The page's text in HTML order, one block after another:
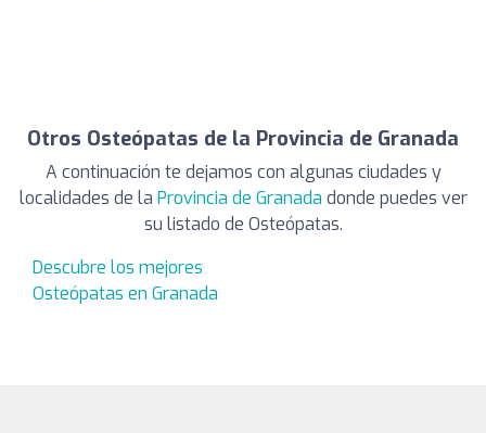
Otros Osteópatas de la Provincia de Granada
A continuación te dejamos con algunas ciudades y
localidades de la Provincia de Granada donde puedes ver
su listado de Osteópatas.
Descubre los mejores
Osteópatas en Granada